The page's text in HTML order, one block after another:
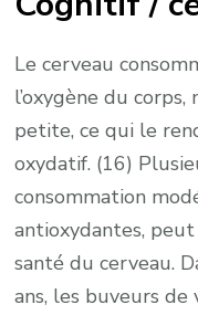
Le cerveau
l’oxygène du
petite, ce qui le
oxydatif. (16)
consommation
antioxydantes,
santé du cerveau.
ans, les buveurs